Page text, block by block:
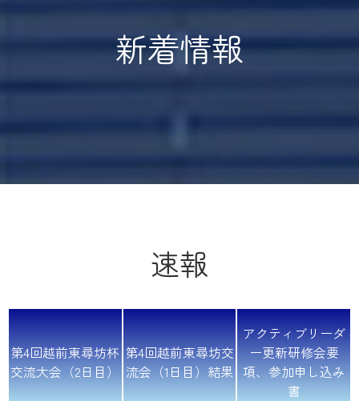
新着情報
速報
第4回越前東尋坊杯
交流大会（2日目）
第4回越前東尋坊交
流会（1日目）結果
アクティブリーダ
ー更新研修会要
項、参加申し込み
書